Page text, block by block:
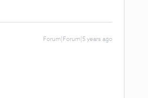
Forum|Forum|5 years ago